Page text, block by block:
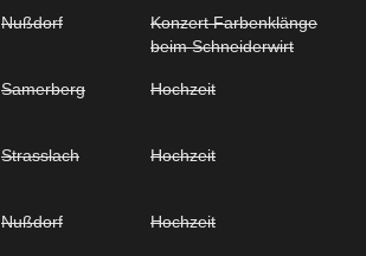
Nußdorf
Konzert Farbenklänge
beim Schneiderwirt
Samerberg Hochzeit
Strasslach Hochzeit
Nußdorf Hochzeit